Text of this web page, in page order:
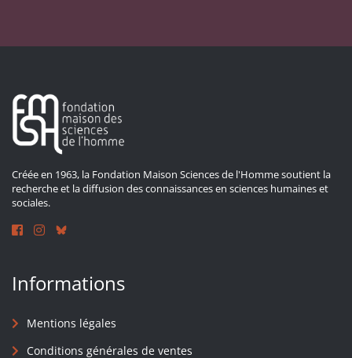
Créée en 1963, la Fondation Maison Sciences de l'Homme soutient la
recherche et la diffusion des connaissances en sciences humaines et
sociales.
Informations
Mentions légales
Conditions générales de ventes